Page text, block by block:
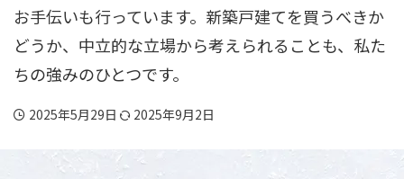
お手伝いも行っています。新築戸建てを買うべきか
どうか、中立的な立場から考えられることも、私た
ちの強みのひとつです。
2025年5月29日 2025年9月2日